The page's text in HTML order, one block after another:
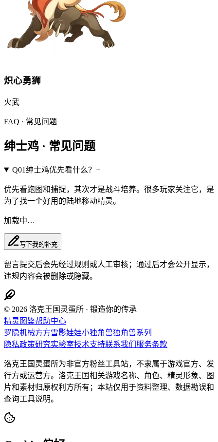
炽心勇狮
火武
FAQ · 常见问题
绅士鸡 · 常见问题
Q01绅士鸡优先看什么？ +
优先看跑图和捕捉，其次才是战斗培养。很多玩家关注它，是
为了找一个好用的陆地移动精灵。
加载中…
写下我的补充
留言提交后会先经过规则或人工审核；通过后才会公开显示，
违规内容会被删除或隐藏。
© 2026 洛克王国灵蛋所 · 锻造你的传承
精灵图鉴帮助中心
罗隐机械方方雪影娃娃小独角兽独角兽系列
隐私政策研究实验室技术支持联系我们 服务条款
洛克王国灵蛋所为非官方粉丝工具站，不隶属于游戏官方、发
行方或运营方。洛克王国相关游戏名称、角色、精灵形象、图
片和素材归原权利方所有；本站仅用于资料整理、数据勘误和
查询工具说明。